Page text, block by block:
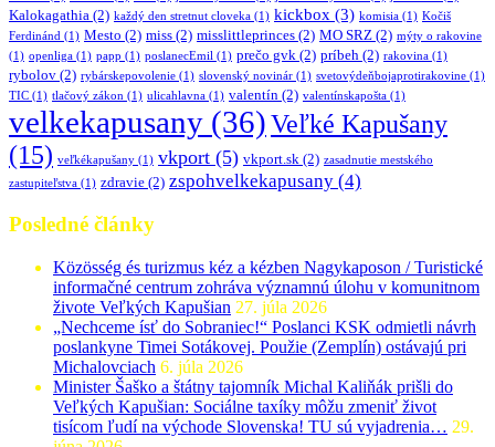
Kalokagathia (2) každý den stretnut cloveka (1) kickbox (3) komisia (1) Kočiš
Ferdinánd (1) Mesto (2) miss (2) misslittleprinces (2) MO SRZ (2) mýty o rakovine
(1) openliga (1) papp (1) poslanecEmil (1) prečo gvk (2) príbeh (2) rakovina (1)
rybolov (2) rybárskepovolenie (1) slovenský novinár (1) svetovýdeňbojaprotirakovine (1)
TIC (1) tlačový zákon (1) ulicahlavna (1) valentín (2) valentínskapošta (1)
velkekapusany (36)Veľké Kapušany
(15) veľkékapušany (1) vkport (5) vkport.sk (2) zasadnutie mestského
zastupiteľstva (1) zdravie (2) zspohvelkekapusany (4)
Posledné články
Közösség és turizmus kéz a kézben Nagykaposon / Turistické
informačné centrum zohráva významnú úlohu v komunitnom
živote Veľkých Kapušian 27. júla 2026
„Nechceme ísť do Sobraniec!“ Poslanci KSK odmietli návrh
poslankyne Timei Sotákovej. Použie (Zemplín) ostávajú pri
Michalovciach 6. júla 2026
Minister Šaško a štátny tajomník Michal Kaliňák prišli do
Veľkých Kapušian: Sociálne taxíky môžu zmeniť život
tisícom ľudí na východe Slovenska! TU sú vyjadrenia… 29.